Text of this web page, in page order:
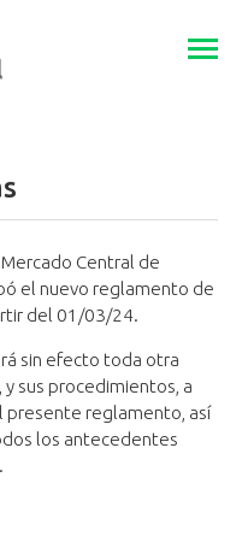
Central de
el nuevo reglamento de
del 01/03/24.
sin efecto toda otra
sus procedimientos, a
presente reglamento, así
los antecedentes